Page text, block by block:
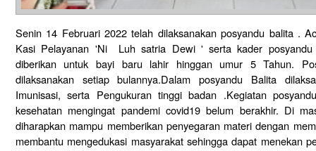
Senin 14 Februari 2022 telah dilaksanakan posyandu balita .
Kasi Pelayanan 'Ni Luh satria Dewi ' serta kader posyandu
diberikan untuk bayi baru lahir hinggan umur 5 Tahun.
dilaksanakan setiap bulannya.Dalam posyandu Balita
Imunisasi, serta Pengukuran tinggi badan .Kegiatan
kesehatan mengingat pandemi covid19 belum berakhir. Di
diharapkan mampu memberikan penyegaran materi dengan
membantu mengedukasi masyarakat sehingga dapat menekan